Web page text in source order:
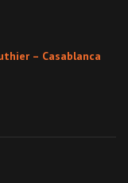
– Casablanca